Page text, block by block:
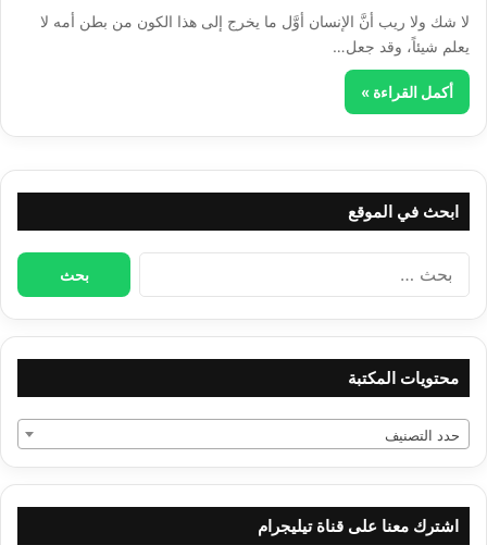
لا شك ولا ريب أنَّ الإنسان أوَّل ما يخرج إلى هذا الكون من بطن أمه لا
يعلم شيئاً، وقد جعل…
أكمل القراءة »
ابحث في الموقع
البحث
محتويات المكتبة
حدد التصنيف
اشترك معنا على قناة تيليجرام